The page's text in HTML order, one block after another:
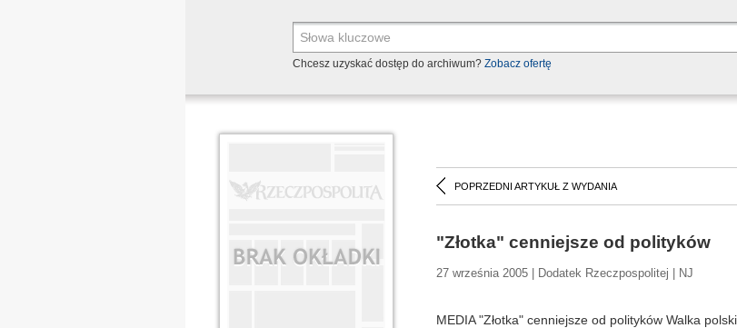
Chcesz uzyskać dostęp do archiwum? Zobacz ofertę
POPRZEDNI ARTYKUŁ Z WYDANIA
"Złotka" cenniejsze od polityków
27 września 2005 | Dodatek Rzeczpospolitej | NJ
MEDIA "Złotka" cenniejsze od polityków Walka